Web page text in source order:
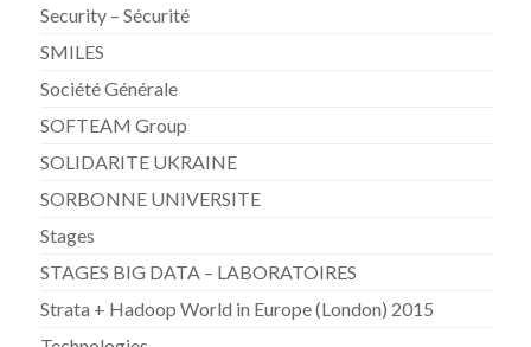
Security – Sécurité
SMILES
Société Générale
SOFTEAM Group
SOLIDARITE UKRAINE
SORBONNE UNIVERSITE
Stages
STAGES BIG DATA – LABORATOIRES
Strata + Hadoop World in Europe (London) 2015